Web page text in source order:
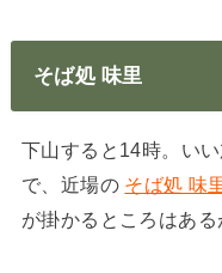
そば処 味里
下山すると14時。い
で、近場の そば処 味
が掛かるところはある